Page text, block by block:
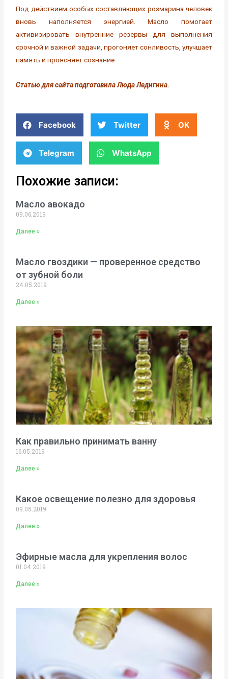
Под действием особых составляющих розмарина человек
вновь наполняется энергией. Масло помогает
активизировать внутренние резервы для выполнения
срочной и важной задачи, прогоняет сонливость, улучшает
память и проясняет сознание.
Статью для сайта подготовила Люда Ледигина.
Facebook Twitter OK
Telegram WhatsApp
Похожие записи:
Масло авокадо
09.06.2019
Далее »
Масло гвоздики — проверенное средство
от зубной боли
24.05.2019
Далее »
Как правильно принимать ванну
16.05.2019
Далее »
Какое освещение полезно для здоровья
09.05.2019
Далее »
Эфирные масла для укрепления волос
01.04.2019
Далее »